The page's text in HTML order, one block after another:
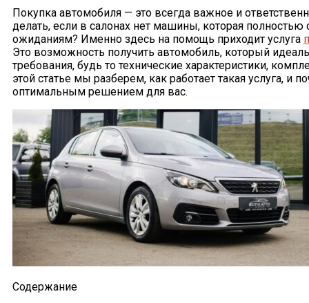
Покупка автомобиля — это всегда важное и
делать, если в салонах нет машины, которая полностью
ожиданиям? Именно здесь на помощь приходит услуга
Это возможность получить автомобиль, который
требования, будь то технические характеристики,
этой статье мы разберем, как работает такая услуга, и
оптимальным решением для вас.
Содержание